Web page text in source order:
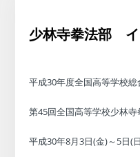
少林寺拳法部 イ
平成30年度全国高等学校
第45回全国高等学校少林寺
平成30年8月3日(金)～5日(